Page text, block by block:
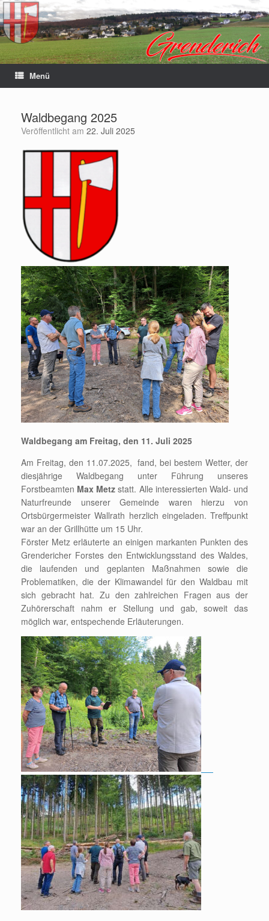
Menü
Waldbegang 2025
Veröffentlicht am 22. Juli 2025
Waldbegang am Freitag, den 11. Juli 2025
Am Freitag, den 11.07.2025, fand, bei bestem Wetter, der
diesjährige Waldbegang unter Führung unseres
Forstbeamten Max Metz statt. Alle interessierten Wald- und
Naturfreunde unserer Gemeinde waren hierzu von
Ortsbürgermeister Wallrath herzlich eingeladen. Treffpunkt
war an der Grillhütte um 15 Uhr.
Förster Metz erläuterte an einigen markanten Punkten des
Grendericher Forstes den Entwicklungsstand des Waldes,
die laufenden und geplanten Maßnahmen sowie die
Problematiken, die der Klimawandel für den Waldbau mit
sich gebracht hat. Zu den zahlreichen Fragen aus der
Zuhörerschaft nahm er Stellung und gab, soweit das
möglich war, entspechende Erläuterungen.